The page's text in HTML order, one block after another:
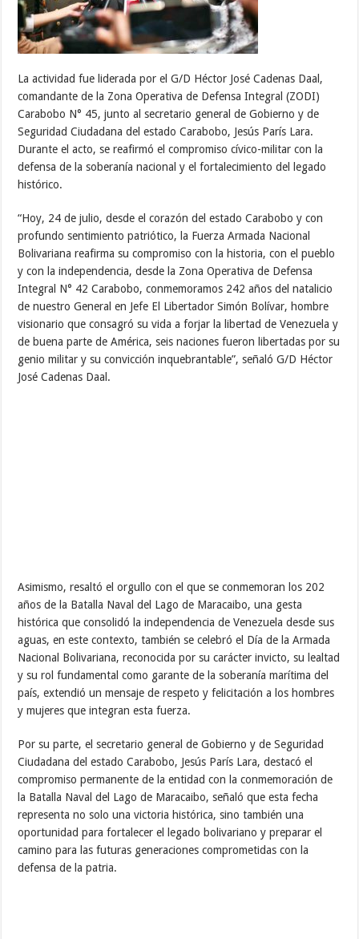
La actividad fue liderada por el G/D Héctor José Cadenas Daal,
comandante de la Zona Operativa de Defensa Integral (ZODI)
Carabobo N° 45, junto al secretario general de Gobierno y de
Seguridad Ciudadana del estado Carabobo, Jesús París Lara.
Durante el acto, se reafirmó el compromiso cívico-militar con la
defensa de la soberanía nacional y el fortalecimiento del legado
histórico.
“Hoy, 24 de julio, desde el corazón del estado Carabobo y con
profundo sentimiento patriótico, la Fuerza Armada Nacional
Bolivariana reafirma su compromiso con la historia, con el pueblo
y con la independencia, desde la Zona Operativa de Defensa
Integral N° 42 Carabobo, conmemoramos 242 años del natalicio
de nuestro General en Jefe El Libertador Simón Bolívar, hombre
visionario que consagró su vida a forjar la libertad de Venezuela y
de buena parte de América, seis naciones fueron libertadas por su
genio militar y su convicción inquebrantable”, señaló G/D Héctor
José Cadenas Daal.
Asimismo, resaltó el orgullo con el que se conmemoran los 202
años de la Batalla Naval del Lago de Maracaibo, una gesta
histórica que consolidó la independencia de Venezuela desde sus
aguas, en este contexto, también se celebró el Día de la Armada
Nacional Bolivariana, reconocida por su carácter invicto, su lealtad
y su rol fundamental como garante de la soberanía marítima del
país, extendió un mensaje de respeto y felicitación a los hombres
y mujeres que integran esta fuerza.
Por su parte, el secretario general de Gobierno y de Seguridad
Ciudadana del estado Carabobo, Jesús París Lara, destacó el
compromiso permanente de la entidad con la conmemoración de
la Batalla Naval del Lago de Maracaibo, señaló que esta fecha
representa no solo una victoria histórica, sino también una
oportunidad para fortalecer el legado bolivariano y preparar el
camino para las futuras generaciones comprometidas con la
defensa de la patria.